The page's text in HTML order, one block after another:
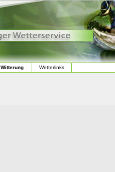
Witterung Wetterlinks